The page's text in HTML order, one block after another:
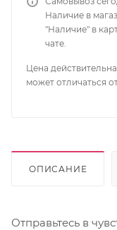
Наличие в
"Наличие" в
чате.
Цена
может отличаться
ОПИСАНИЕ
Отправьтесь в